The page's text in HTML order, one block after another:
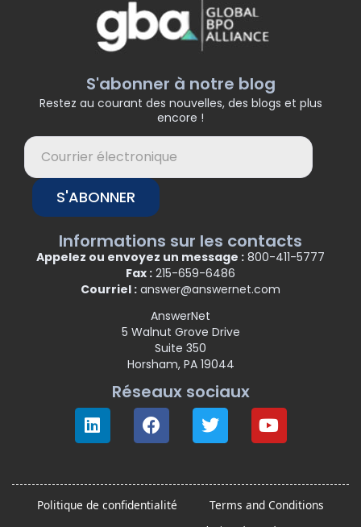
S'abonner à notre blog
Restez au courant des nouvelles, des blogs et plus
encore !
S'ABONNER
Informations sur les contacts
Appelez ou envoyez un message : 800-411-5777
Fax : 215-659-6486
Courriel : answer@answernet.com
AnswerNet
5 Walnut Grove Drive
Suite 350
Horsham, PA 19044
Réseaux sociaux
Politique de confidentialité Terms and Conditions